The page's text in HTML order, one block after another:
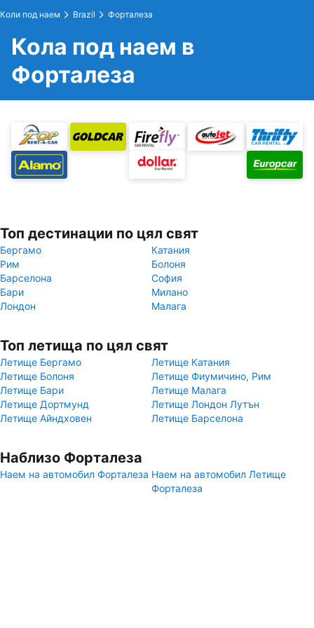
Коли под наем Brazil Форталеза
Кола под наем в
Форталеза
Топ дестинации по цял свят
Бергамо
Катания
Рим
Болоня
Барселона
София
Бари
Милано
Лондон
Малага
Топ летища по цял свят
Летище Бергамо
Летище Катания
Летище Болоня
Летище Фиумичино, Рим
Летище Бари
Летище Малага
Летище Дортмунд
Летище Лондон Лутън
Летище Айндховен
Летище Барселона
Наблизо Форталеза
Наем на автомобил Форталеза Наем на автомобил Летище
Форталеза